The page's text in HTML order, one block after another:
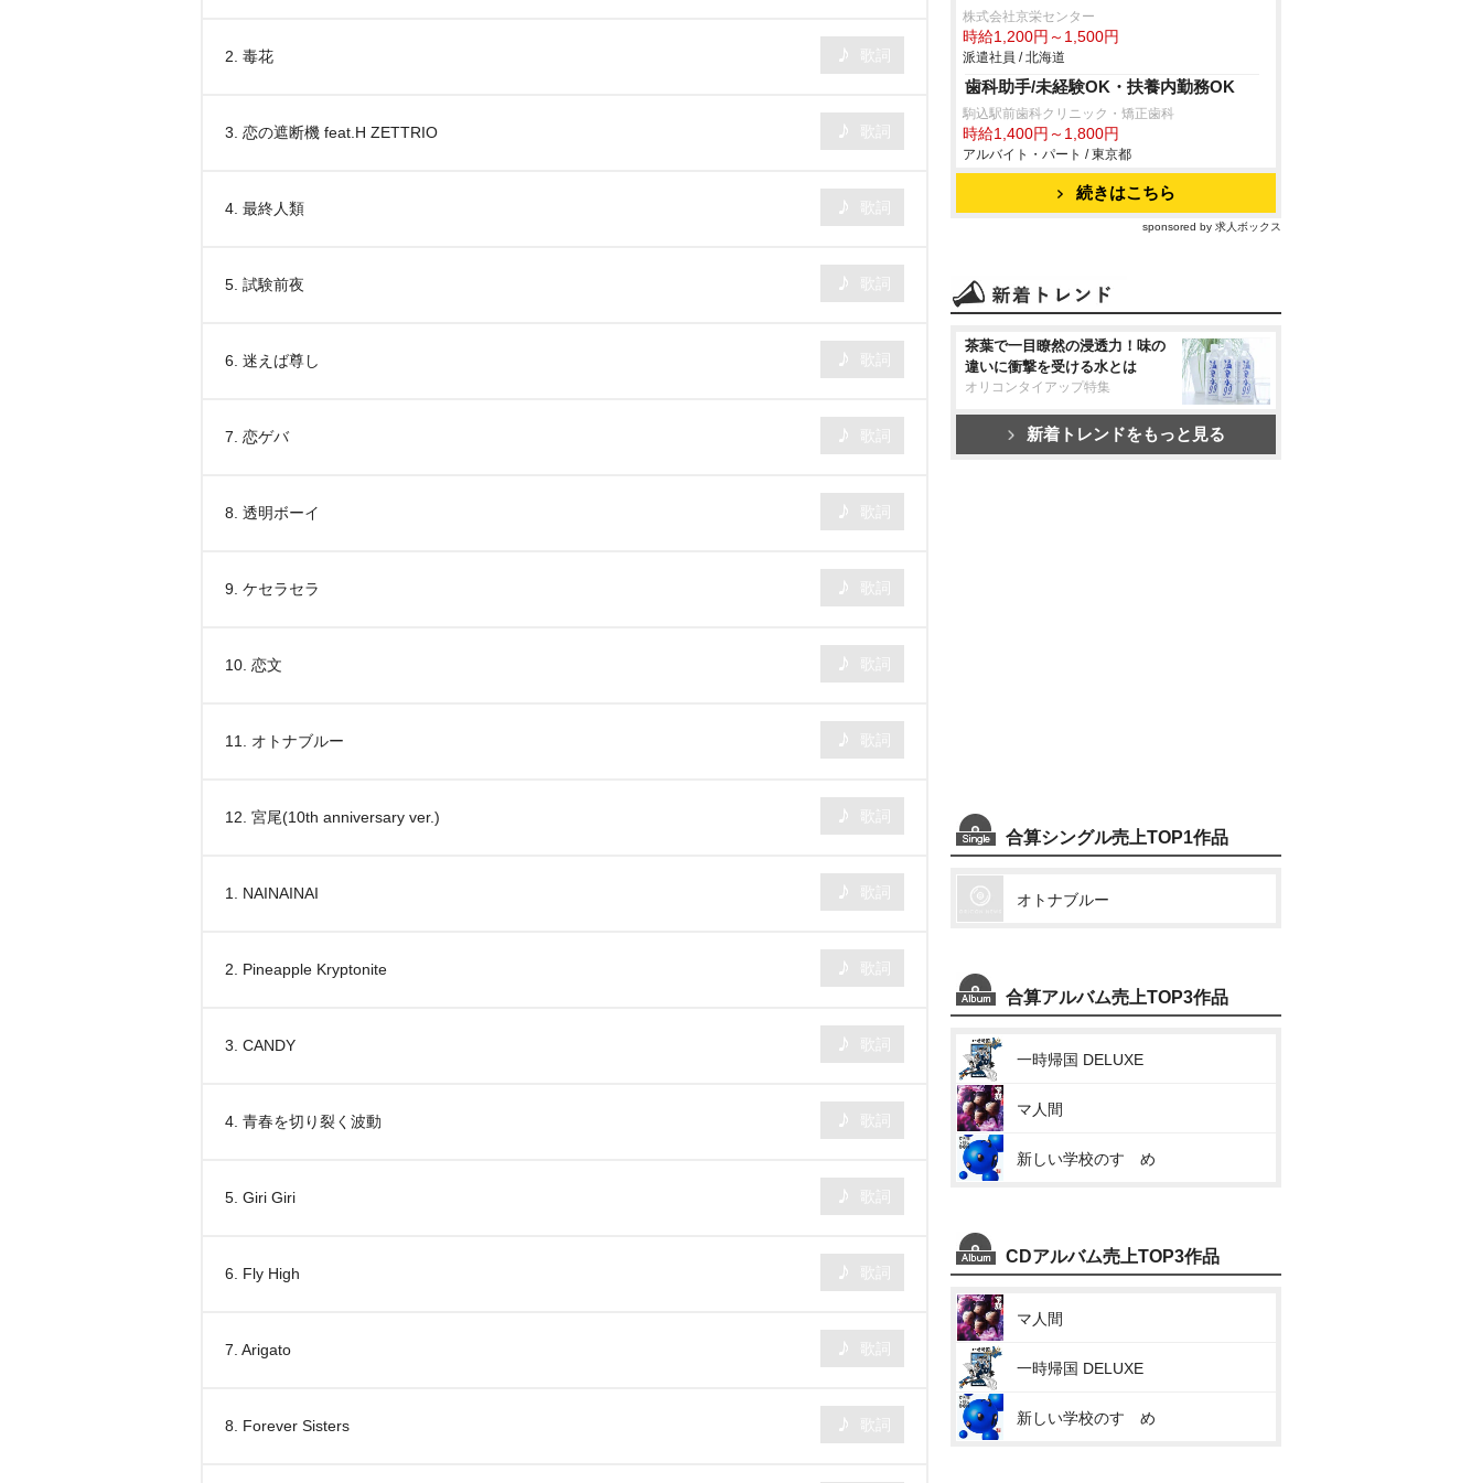
2. 毒花
3. 恋の遮断機 feat.H ZETTRIO
4. 最終人類
5. 試験前夜
6. 迷えば尊し
7. 恋ゲバ
8. 透明ボーイ
9. ケセラセラ
10. 恋文
11. オトナブルー
12. 宮尾(10th anniversary ver.)
1. NAINAINAI
2. Pineapple Kryptonite
3. CANDY
4. 青春を切り裂く波動
5. Giri Giri
6. Fly High
7. Arigato
8. Forever Sisters
株式会社京栄センター
時給1,200円～1,500円
派遣社員 / 北海道
歯科助手/未経験OK・扶養内勤務OK
駒込駅前歯科クリニック・矯正歯科
時給1,400円～1,800円
アルバイト・パート / 東京都
続きはこちら
sponsored by 求人ボックス
茶葉で一目瞭然の浸透力！味の
違いに衝撃を受ける水とは
オリコンタイアップ特集
新着トレンドをもっと見る
合算シングル売上TOP1作品
オトナブルー
合算アルバム売上TOP3作品
一時帰国 DELUXE
マ人間
新しい学校のすゝめ
CDアルバム売上TOP3作品
マ人間
一時帰国 DELUXE
新しい学校のすゝめ